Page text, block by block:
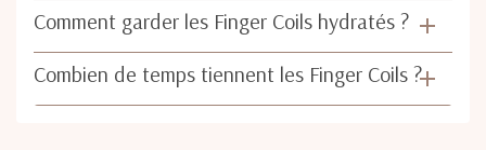
Comment garder les Finger Coils hydratés ?
Combien de temps tiennent les Finger Coils ?